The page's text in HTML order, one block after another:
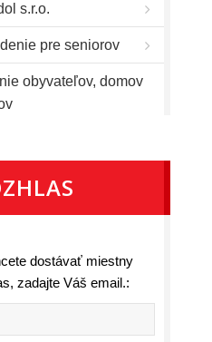
s.r.o.
pre seniorov
obyvateľov, domov
dostávať miestny
zadajte Váš email.: